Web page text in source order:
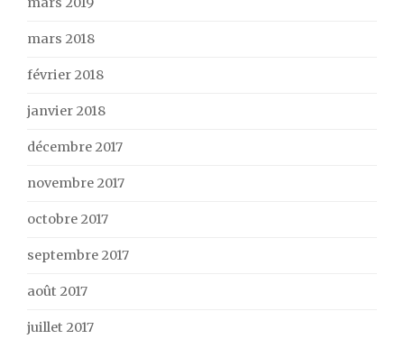
mars 2018
février 2018
janvier 2018
décembre 2017
novembre 2017
octobre 2017
septembre 2017
août 2017
juillet 2017